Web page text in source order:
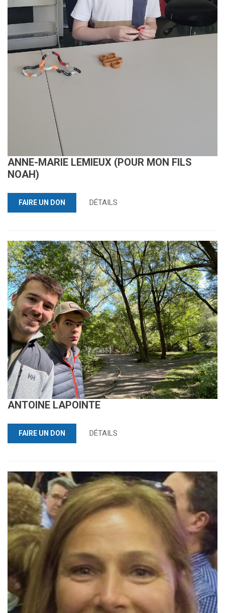
ANNE-MARIE LEMIEUX (POUR MON FILS
NOAH)
FAIRE UN DON DÉTAILS
ANTOINE LAPOINTE
FAIRE UN DON DÉTAILS